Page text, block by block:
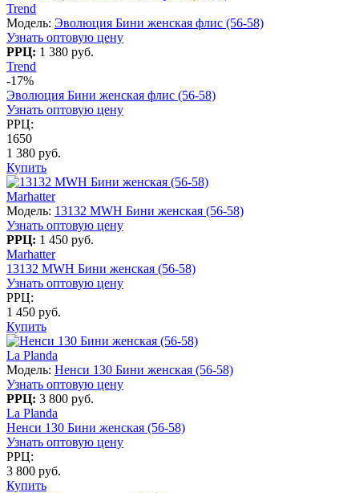
Trend
Модель: Эволюция Бини женская флис (56-58)
Узнать оптовую цену
РРЦ: 1 380 руб.
Trend
-17%
Эволюция Бини женская флис (56-58)
Узнать оптовую цену
РРЦ:
1650
1 380 руб.
Купить
Marhatter
Модель: 13132 MWH Бини женская (56-58)
Узнать оптовую цену
РРЦ: 1 450 руб.
Marhatter
13132 MWH Бини женская (56-58)
Узнать оптовую цену
РРЦ:
1 450 руб.
Купить
La Planda
Модель: Ненси 130 Бини женская (56-58)
Узнать оптовую цену
РРЦ: 3 800 руб.
La Planda
Ненси 130 Бини женская (56-58)
Узнать оптовую цену
РРЦ:
3 800 руб.
Купить